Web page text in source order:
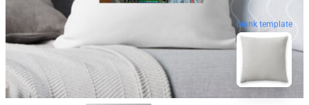
blank template